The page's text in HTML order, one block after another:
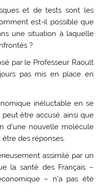
et de tests sont les
est-il possible que
une situation à laquelle
?
par le Professeur Raoult
pas mis en place en
inéluctable en se
être accusé, ainsi que
d’une nouvelle molécule
des réponses.
assimilé par un
la santé des Français –
– n’a pas été